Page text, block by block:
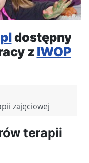
dostępny
z IWOP
zajęciowej
terapii